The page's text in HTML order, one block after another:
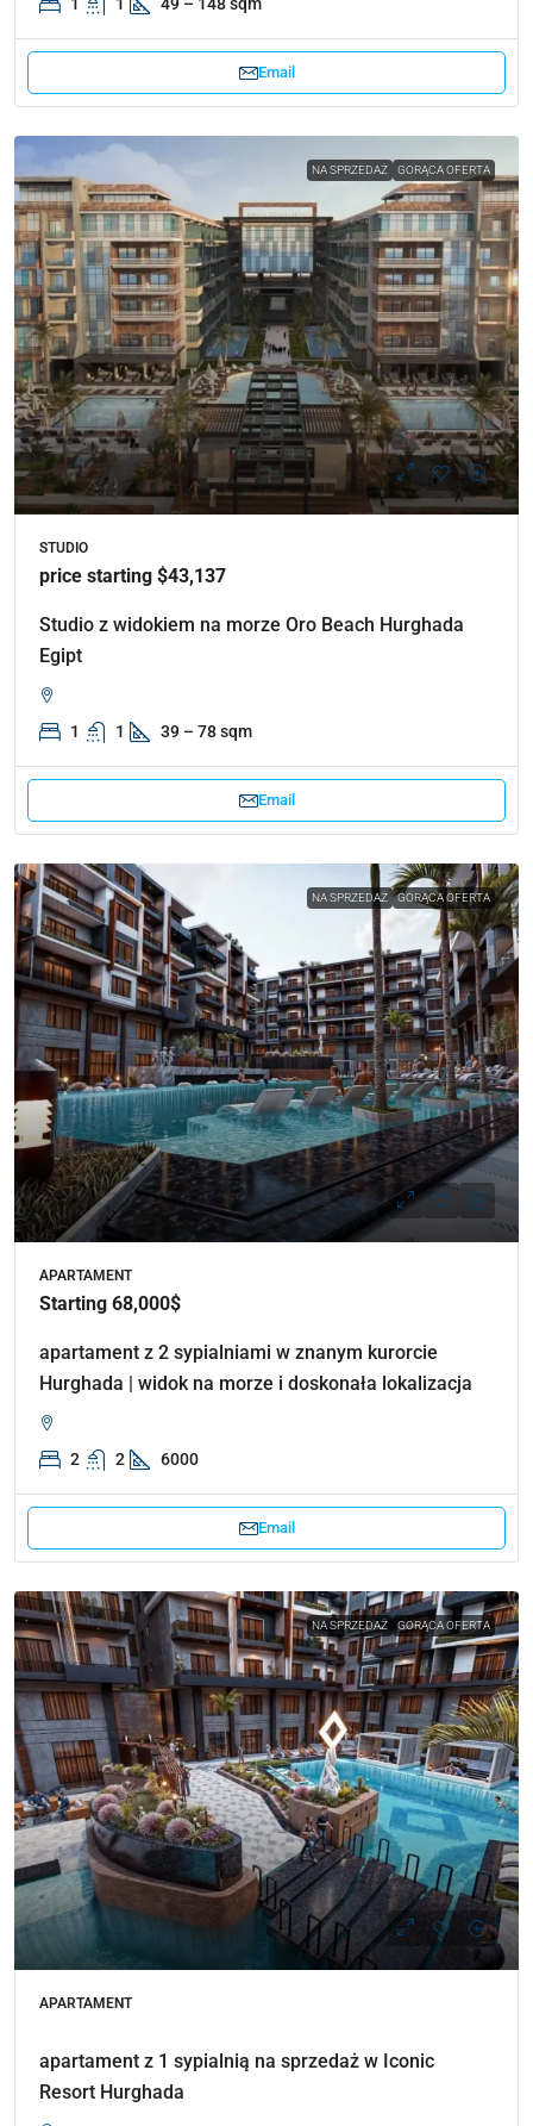
1 1 49 – 148 sqm
Email
NA SPRZEDAŻ GORĄCA OFERTA
STUDIO
price starting $43,137
Studio z widokiem na morze Oro Beach Hurghada
Egipt
1 1 39 – 78 sqm
Email
NA SPRZEDAŻ GORĄCA OFERTA
APARTAMENT
Starting 68,000$
apartament z 2 sypialniami w znanym kurorcie
Hurghada | widok na morze i doskonała lokalizacja
2 2 6000
Email
NA SPRZEDAŻ GORĄCA OFERTA
APARTAMENT
apartament z 1 sypialnią na sprzedaż w Iconic
Resort Hurghada